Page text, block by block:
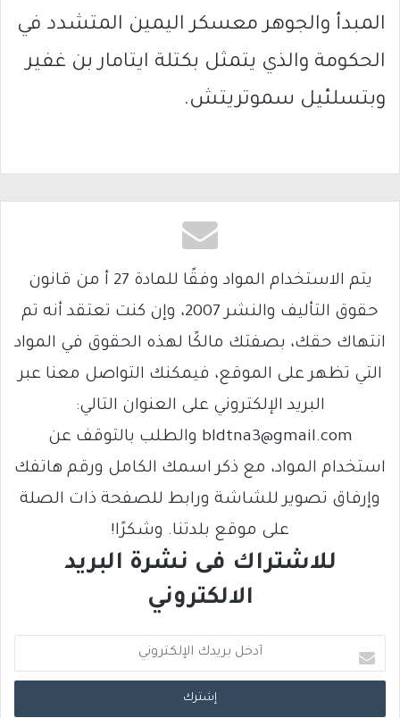
المبدأ والجوهر معسكر اليمين المتشدد في
الحكومة والذي يتمثل بكتلة ايتامار بن غفير
وبتسلئيل سموتريتش.
يتم الاستخدام المواد وفقًا للمادة 27 أ من قانون
حقوق التأليف والنشر 2007، وإن كنت تعتقد أنه تم
انتهاك حقك، بصفتك مالكًا لهذه الحقوق في المواد
التي تظهر على الموقع، فيمكنك التواصل معنا عبر
البريد الإلكتروني على العنوان التالي:
bldtna3@gmail.com والطلب بالتوقف عن
استخدام المواد، مع ذكر اسمك الكامل ورقم هاتفك
وإرفاق تصوير للشاشة ورابط للصفحة ذات الصلة
على موقع بلدتنا. وشكرًا!
للاشتراك فى نشرة البريد
الالكتروني
د
خ